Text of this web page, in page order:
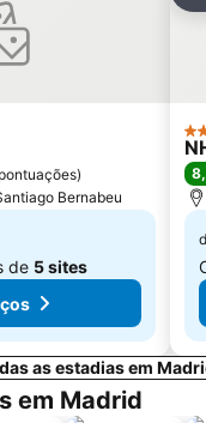
Aeropuerto
Circuito del
Paseo de la
Praça da
Hortaleza
Santiago
)
Bernabeu
de 5 sites
4
as estadias em
em Madrid